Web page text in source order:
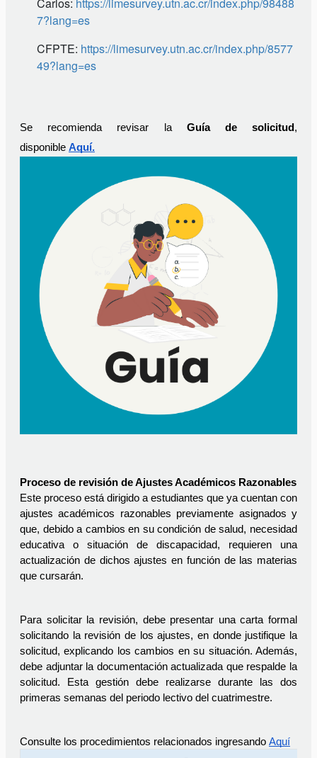
Carlos: https://limesurvey.utn.ac.cr/index.php/98488
7?lang=es
CFPTE: https://limesurvey.utn.ac.cr/index.php/8577
49?lang=es
Se recomienda revisar la Guía de solicitud,
disponible Aquí.
Proceso de revisión de Ajustes Académicos Razonables
Este proceso está dirigido a estudiantes que ya cuentan con
ajustes académicos razonables previamente asignados y
que, debido a cambios en su condición de salud, necesidad
educativa o situación de discapacidad, requieren una
actualización de dichos ajustes en función de las materias
que cursarán.
Para solicitar la revisión, debe presentar una carta formal
solicitando la revisión de los ajustes, en donde justifique la
solicitud, explicando los cambios en su situación. Además,
debe adjuntar la documentación actualizada que respalde la
solicitud. Esta gestión debe realizarse durante las dos
primeras semanas del periodo lectivo del cuatrimestre.
Consulte los procedimientos relacionados ingresando Aquí